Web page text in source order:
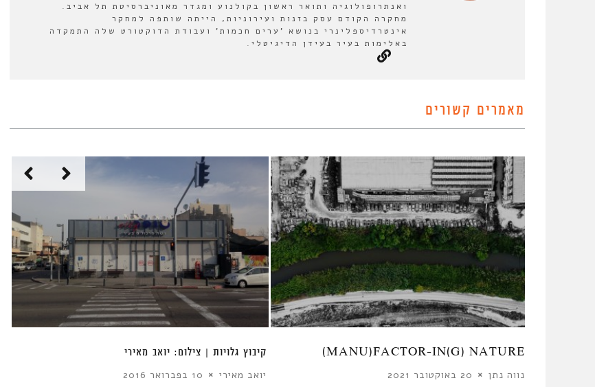
ואנתרופולוגיה ותואר ראשון בקולנוע ומגדר מאוניברסיטת תל אביב.
מחקרה הקודם עסק בזנות ועירוניות, הייתה שותפה למחקר
אינטרדיספלינרי בנושא 'ערים חכמות' ועבודת הדוקטורט שלה התמקדה
באלימות בעיר בעידן הדיגיטלי.
מאמרים קשורים
קיבוץ גלויות | צילום: יואב מאירי
יואב מאירי 10 בפברואר 2016
MANU)FACTOR-IN(G) NATURE)
נווה נתן 20 באוקטובר 2021